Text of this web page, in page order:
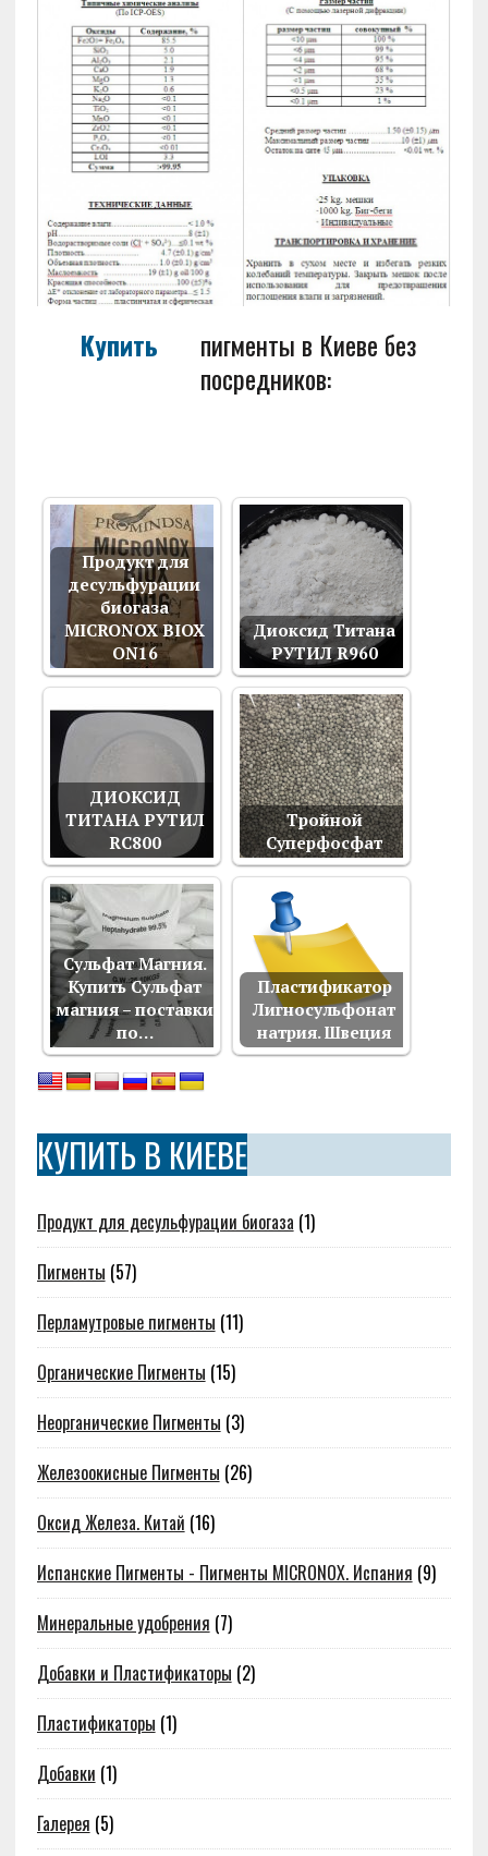
Купить
пигменты в Киеве без
посредников:
Продукт для
десульфурации
биогаза
MICRONOX BIOX
ON16
Диоксид Титана
РУТИЛ R960
ДИОКСИД
ТИТАНА РУТИЛ
RС800
Тройной
Суперфосфат
Сульфат Магния.
Купить Сульфат
магния – поставки
по…
Пластификатор
Лигносульфонат
натрия. Швеция
КУПИТЬ В КИЕВЕ
Продукт для десульфурации биогаза (1)
Пигменты (57)
Перламутровые пигменты (11)
Органические Пигменты (15)
Неорганические Пигменты (3)
Железоокисные Пигменты (26)
Оксид Железа. Китай (16)
Испанские Пигменты - Пигменты MICRONOX. Испания (9)
Минеральные удобрения (7)
Добавки и Пластификаторы (2)
Пластификаторы (1)
Добавки (1)
Галерея (5)